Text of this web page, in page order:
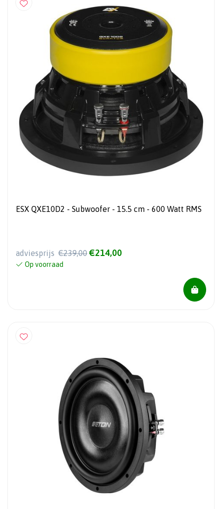
ESX QXE10D2 - Subwoofer - 15.5 cm - 600 Watt RMS
adviesprijs €239,00 €214,00
Op voorraad